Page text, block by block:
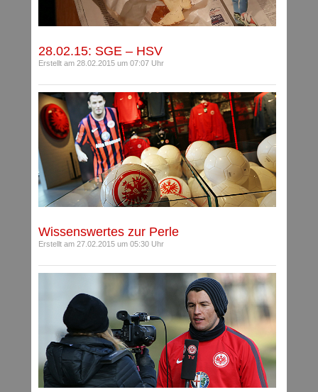
28.02.15: SGE – HSV
Erstellt am 28.02.2015 um 07:07 Uhr
Wissenswertes zur Perle
Erstellt am 27.02.2015 um 05:30 Uhr